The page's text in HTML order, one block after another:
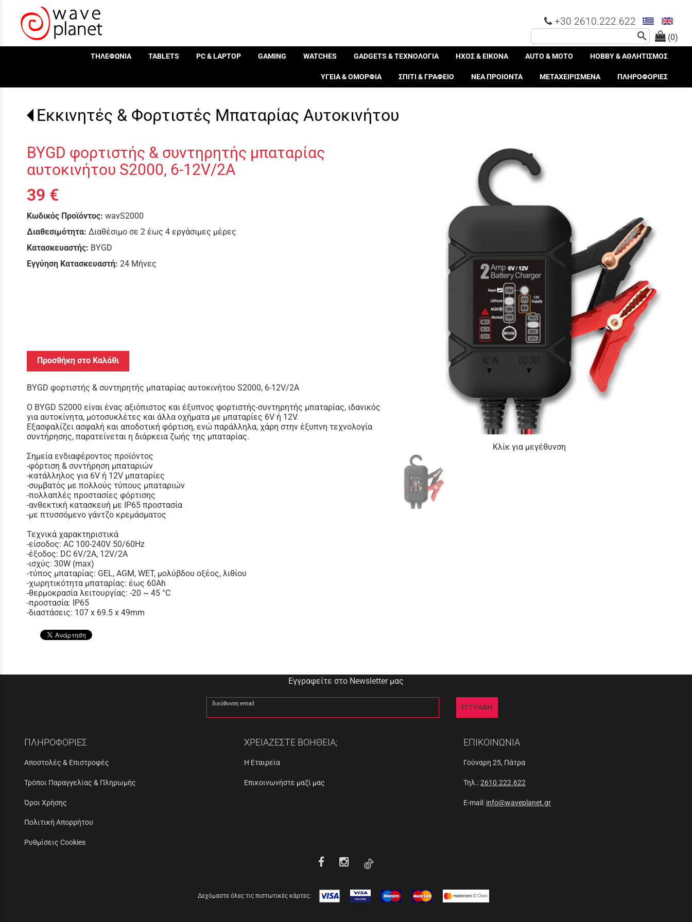
+30 2610.222.622
(0)
search
ΤΗΛΕΦΩΝΙΑ TABLETS PC & LAPTOP GAMING WATCHES GADGETS & ΤΕΧΝΟΛΟΓΙΑ ΗΧΟΣ & ΕΙΚΟΝΑ AUTO & MOTO HOBBY & ΑΘΛΗΤΙΣΜΟΣ
ΥΓΕΙΑ & ΟΜΟΡΦΙΑ ΣΠΙΤΙ & ΓΡΑΦΕΙΟ ΝΕΑ ΠΡΟΙΟΝΤΑ ΜΕΤΑΧΕΙΡΙΣΜΕΝΑ ΠΛΗΡΟΦΟΡΙΕΣ
Εκκινητές & Φορτιστές Μπαταρίας Αυτοκινήτου
Κλίκ για μεγέθυνση
BYGD φορτιστής & συντηρητής μπαταρίας
αυτοκινήτου S2000, 6-12V/2A
39 €
Κωδικός Προϊόντος: wavS2000
Διαθεσιμότητα: Διαθέσιμο σε 2 έως 4 εργάσιμες μέρες
Κατασκευαστής: BYGD
Εγγύηση Κατασκευαστή: 24 Μήνες
Προσθήκη στο Καλάθι
BYGD φορτιστής & συντηρητής μπαταρίας αυτοκινήτου S2000, 6-12V/2A
Ο BYGD S2000 είναι ένας αξιόπιστος και έξυπνος φορτιστής-συντηρητής μπαταρίας, ιδανικός
για αυτοκίνητα, μοτοσυκλέτες και άλλα οχήματα με μπαταρίες 6V ή 12V.
Εξασφαλίζει ασφαλή και αποδοτική φόρτιση, ενώ παράλληλα, χάρη στην έξυπνη τεχνολογία
συντήρησης, παρατείνεται η διάρκεια ζωής της μπαταρίας.
Σημεία ενδιαφέροντος προϊόντος
-φόρτιση & συντήρηση μπαταριών
-κατάλληλος για 6V ή 12V μπαταρίες
-συμβατός με πολλούς τύπους μπαταριών
-πολλαπλές προστασίες φόρτισης
-ανθεκτική κατασκευή με IP65 προστασία
-με πτυσσόμενο γάντζο κρεμάσματος
Τεχνικά χαρακτηριστικά
-είσοδος: AC 100-240V 50/60Hz
-έξοδος: DC 6V/2A, 12V/2A
-ισχύς: 30W (max)
-τύπος μπαταρίας: GEL, AGM, WET, μολύβδου οξέος, λιθίου
-χωρητικότητα μπαταρίας: έως 60Ah
-θερμοκρασία λειτουργίας: -20 ~ 45 °C
-προστασία: IP65
-διαστάσεις: 107 x 69.5 x 49mm
Εγγραφείτε στο Newsletter μας
διεύθυνση email ΕΓΓΡΑΦΗ
ΠΛΗΡΟΦΟΡΙΕΣ
Αποστολές & Επιστροφές
Τρόποι Παραγγελίας & Πληρωμής
Όροι Χρήσης
Πολιτική Απορρήτου
Ρυθμίσεις Cookies
ΧΡΕΙΑΖΕΣΤΕ ΒΟΗΘΕΙΑ;
Η Εταιρεία
Επικοινωνήστε μαζί μας
ΕΠΙΚΟΙΝΩΝΙΑ
Γούναρη 25, Πάτρα
Τηλ.:2610.222.622
E-mail: info@waveplanet.gr
Δεχόμαστε όλες τις πιστωτικές κάρτες: